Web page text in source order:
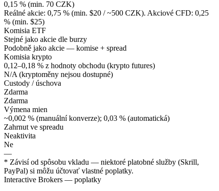
0,15 % (min. 70 CZK)
Reálné akcie: 0,75 % (min. $20 / ~500 CZK). Akciové CFD: 0,25
% (min. $25)
Komisia ETF
Stejné jako akcie dle burzy
Podobně jako akcie — komise + spread
Komisia krypto
0,12–0,18 % z hodnoty obchodu (krypto futures)
N/A (kryptoměny nejsou dostupné)
Custody / úschova
Zdarma
Zdarma
Výmena mien
~0,002 % (manuální konverze); 0,03 % (automatická)
Zahrnut ve spreadu
Neaktivita
Ne
—
* Závisí od spôsobu vkladu — niektoré platobné služby (Skrill,
PayPal) si môžu účtovať vlastné poplatky.
Interactive Brokers — poplatky